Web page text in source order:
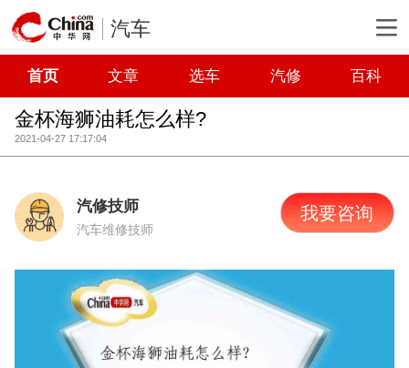
汽车
首页 文章 选车 汽修 百科
金杯海狮油耗怎么样?
2021-04-27 17:17:04
汽修技师
汽车维修技师
我要咨询